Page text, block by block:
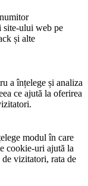
site-ului web pe
și alte
a înțelege și analiza
ce ajută la oferirea
modul în care
cookie-uri ajută la
vizitatori, rata de